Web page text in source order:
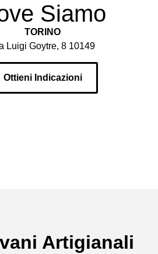
Siamo
TORINO
Luigi Goytre, 8 10149
Ottieni Indicazioni
Artigianali